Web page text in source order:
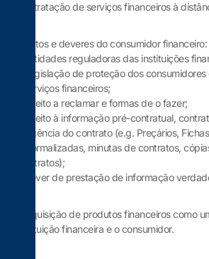
Contratação de serviços financeiros à
Direitos e deveres do consumidor financeiro:
Entidades reguladoras das instituições
Legislação de proteção dos
serviços financeiros;
Direito a reclamar e formas de o fazer;
Direito à informação pré-contratual,
vigência do contrato (e.g. Preçários,
Normalizadas, minutas de contratos,
extratos);
Dever de prestação de informação
A aquisição de produtos financeiros como
instituição financeira e o consumidor.